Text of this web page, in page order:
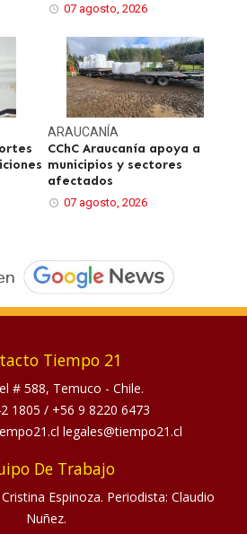
07 agosto, 2026
ARAUCANÍA
CChC Araucanía apoya a
municipios y sectores
afectados
07 agosto, 2026
Tiempo 21
# 588, Temuco - Chile.
1805 / +56 9 8220 6473
legales@tiempo21.cl
De Trabajo
Espinoza. Periodista: Claudio
Nuñez.